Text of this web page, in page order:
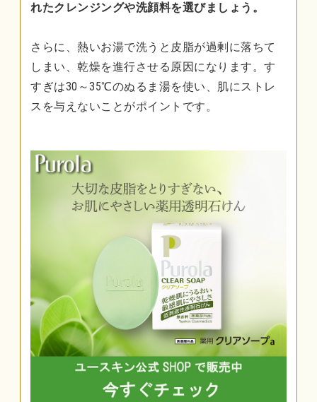
れたクレンジングや洗顔料を選びましょう。
さらに、熱いお湯で洗うと皮脂が過剰に落ちて
しまい、乾燥を進行させる原因になります。す
すぎは30～35℃のぬるま湯を使い、肌にストレ
スを与えないことがポイントです。